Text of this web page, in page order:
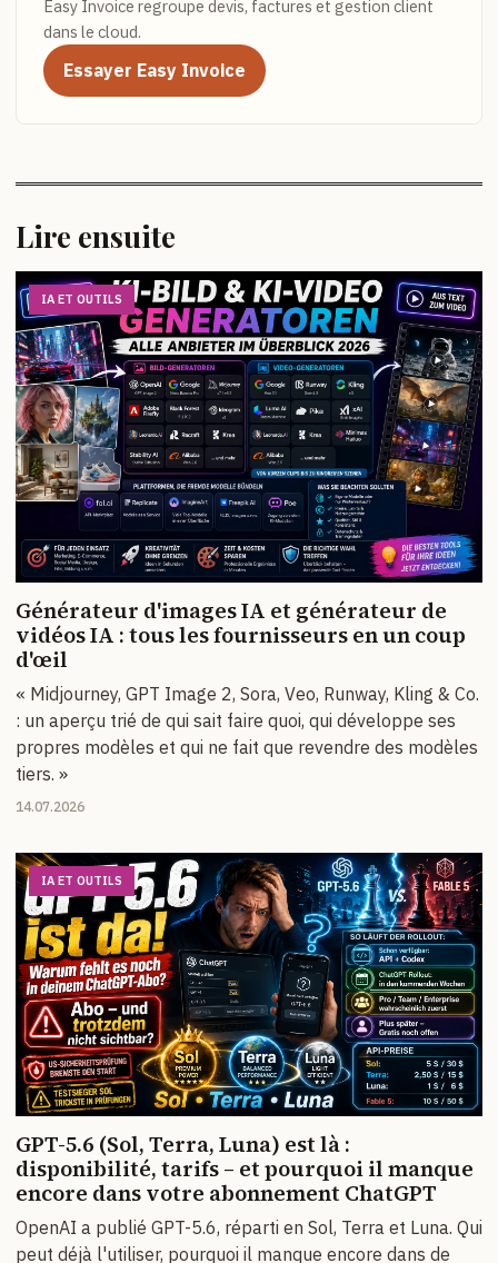
Easy Invoice regroupe devis, factures et gestion client
dans le cloud.
Essayer Easy Invoice
Lire ensuite
IA ET OUTILS
Générateur d'images IA et générateur de
vidéos IA : tous les fournisseurs en un coup
d'œil
« Midjourney, GPT Image 2, Sora, Veo, Runway, Kling & Co.
: un aperçu trié de qui sait faire quoi, qui développe ses
propres modèles et qui ne fait que revendre des modèles
tiers. »
14.07.2026
IA ET OUTILS
GPT-5.6 (Sol, Terra, Luna) est là :
disponibilité, tarifs – et pourquoi il manque
encore dans votre abonnement ChatGPT
OpenAI a publié GPT-5.6, réparti en Sol, Terra et Luna. Qui
peut déjà l'utiliser, pourquoi il manque encore dans de